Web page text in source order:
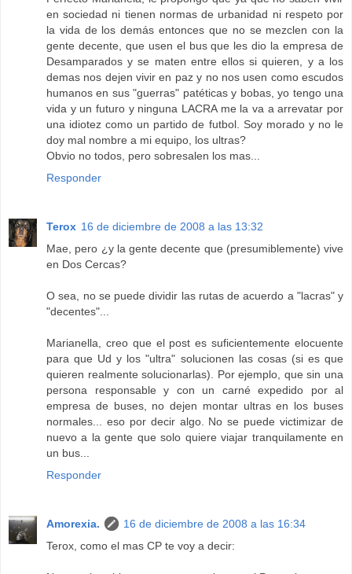
en sociedad ni tienen normas de urbanidad ni respeto por
la vida de los demás entonces que no se mezclen con la
gente decente, que usen el bus que les dio la empresa de
Desamparados y se maten entre ellos si quieren, y a los
demas nos dejen vivir en paz y no nos usen como escudos
humanos en sus "guerras" patéticas y bobas, yo tengo una
vida y un futuro y ninguna LACRA me la va a arrevatar por
una idiotez como un partido de futbol. Soy morado y no le
doy mal nombre a mi equipo, los ultras?
Obvio no todos, pero sobresalen los mas...
Responder
Terox 16 de diciembre de 2008 a las 13:32
Mae, pero ¿y la gente decente que (presumiblemente) vive
en Dos Cercas?
O sea, no se puede dividir las rutas de acuerdo a "lacras" y
"decentes"...
Marianella, creo que el post es suficientemente elocuente
para que Ud y los "ultra" solucionen las cosas (si es que
quieren realmente solucionarlas). Por ejemplo, que sin una
persona responsable y con un carné expedido por al
empresa de buses, no dejen montar ultras en los buses
normales... eso por decir algo. No se puede victimizar de
nuevo a la gente que solo quiere viajar tranquilamente en
un bus...
Responder
Amorexia.
16 de diciembre de 2008 a las 16:34
Terox, como el mas CP te voy a decir: